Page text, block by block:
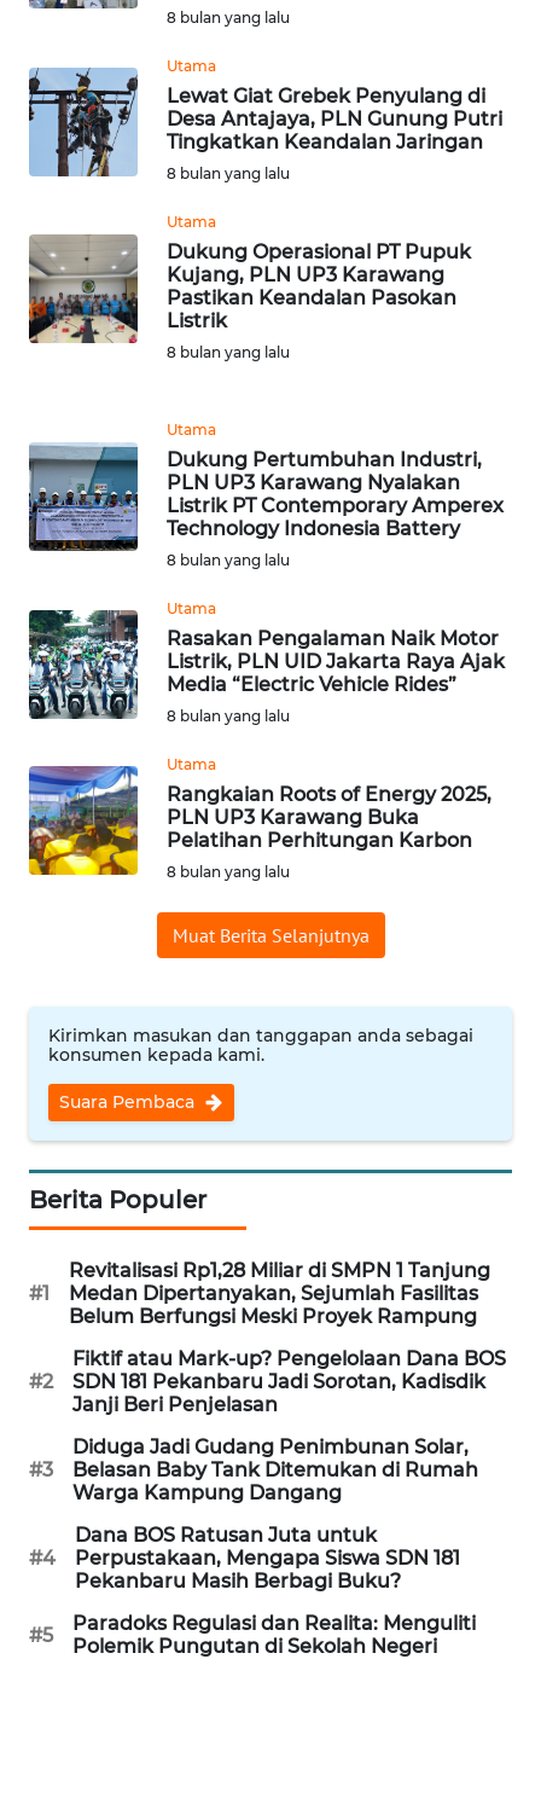
8 bulan yang lalu
Utama
Lewat Giat Grebek Penyulang di
Desa Antajaya, PLN Gunung Putri
Tingkatkan Keandalan Jaringan
8 bulan yang lalu
Utama
Dukung Operasional PT Pupuk
Kujang, PLN UP3 Karawang
Pastikan Keandalan Pasokan
Listrik
8 bulan yang lalu
Utama
Dukung Pertumbuhan Industri,
PLN UP3 Karawang Nyalakan
Listrik PT Contemporary Amperex
Technology Indonesia Battery
8 bulan yang lalu
Utama
Rasakan Pengalaman Naik Motor
Listrik, PLN UID Jakarta Raya Ajak
Media “Electric Vehicle Rides”
8 bulan yang lalu
Utama
Rangkaian Roots of Energy 2025,
PLN UP3 Karawang Buka
Pelatihan Perhitungan Karbon
8 bulan yang lalu
Muat Berita Selanjutnya
Kirimkan masukan dan tanggapan anda sebagai
konsumen kepada kami.
Suara Pembaca
Berita Populer
#1
Revitalisasi Rp1,28 Miliar di SMPN 1 Tanjung
Medan Dipertanyakan, Sejumlah Fasilitas
Belum Berfungsi Meski Proyek Rampung
#2
Fiktif atau Mark-up? Pengelolaan Dana BOS
SDN 181 Pekanbaru Jadi Sorotan, Kadisdik
Janji Beri Penjelasan
#3
Diduga Jadi Gudang Penimbunan Solar,
Belasan Baby Tank Ditemukan di Rumah
Warga Kampung Dangang
#4
Dana BOS Ratusan Juta untuk
Perpustakaan, Mengapa Siswa SDN 181
Pekanbaru Masih Berbagi Buku?
#5
Paradoks Regulasi dan Realita: Menguliti
Polemik Pungutan di Sekolah Negeri
UTARA
WN
SAMOSIR
PADANG
LAWAS
WN
CIANJUR
WN
KEPULAUAN
WN
TANGERANG
WN
WN
CIREBON
WN
MAJALENGKA
WN
SUBANG
WN
SUKABUMI
WN
PURWAKARTA
WN
PRIANGAN
TIMUR
WN
SEMARANG
WN